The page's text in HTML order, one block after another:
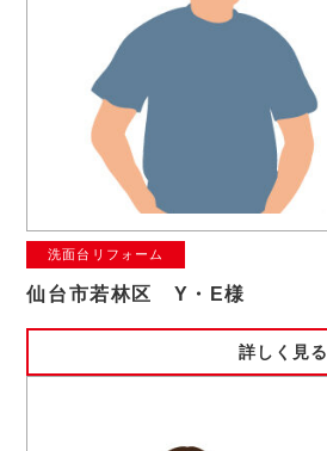
洗面台リフォーム
仙台市若林区 Y・E様
詳しく見る